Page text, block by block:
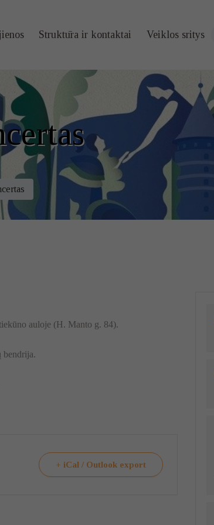
Struktūra ir kontaktai Veiklos sritys
kontaktai
Veiklos sritys
Administracin
ė informacija
Kontaktai
auloje (H. Manto g. 84).
bendrija.
+ iCal / Outlook export